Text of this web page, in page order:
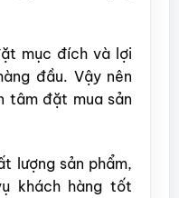
mục đích và lợi
đầu. Vậy nên
tâm đặt mua sản
lượng sản phẩm,
khách hàng tốt